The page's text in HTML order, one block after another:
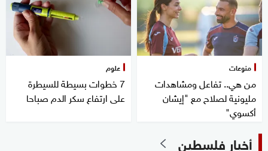
منوعات
من هي.. تفاعل ومشاهدات
مليونية لصلاح مع "إيشان
أكسوي"
علوم
7 خطوات بسيطة للسيطرة
على ارتفاع سكر الدم صباحا
أخبار فلسطين